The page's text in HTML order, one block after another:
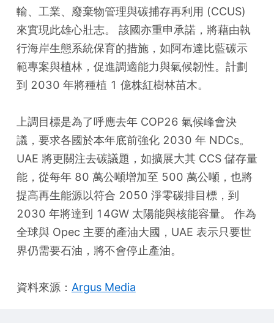
輸、工業、廢棄物管理與碳捕存再利用 (CCUS)
來實現此雄心壯志。 該國亦重申承諾，將藉由執
行海岸生態系統保育的措施，如阿布達比藍碳示
範專案與植林，促進調適能力與氣候韌性。計劃
到 2030 年將種植 1 億株紅樹林苗木。
上調目標是為了呼應去年 COP26 氣候峰會決
議，要求各國於本年底前強化 2030 年 NDCs。
UAE 將更關注去碳議題，如擴展大其 CCS 儲存量
能，從每年 80 萬公噸增加至 500 萬公噸，也將
提高再生能源以符合 2050 淨零碳排目標，到
2030 年將達到 14GW 太陽能與核能容量。 作為
全球與 Opec 主要的產油大國，UAE 表示只要世
界仍需要石油，將不會停止產油。
資料來源： Argus Media